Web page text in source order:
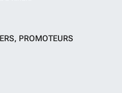
PROMOTEURS